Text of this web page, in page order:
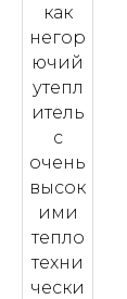
как
негор
ючий
утепл
итель
с
очень
высок
ими
тепло
техни
чески